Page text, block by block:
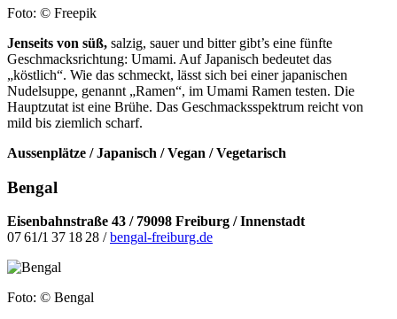
Foto: © Freepik
Jenseits von süß, salzig, sauer und bitter gibt’s eine fünfte
Geschmacksrichtung: Umami. Auf Japanisch bedeutet das
„köstlich“. Wie das schmeckt, lässt sich bei einer japanischen
Nudelsuppe, genannt „Ramen“, im Umami Ramen testen. Die
Hauptzutat ist eine Brühe. Das Geschmacksspektrum reicht von
mild bis ziemlich scharf.
Aussenplätze / Japanisch / Vegan / Vegetarisch
Bengal
Eisenbahnstraße 43 / 79098 Freiburg / Innenstadt
07 61/1 37 18 28 /bengal-freiburg.de
Foto: © Bengal